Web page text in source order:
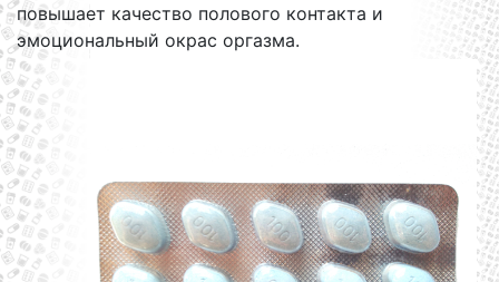
повышает качество полового контакта и
эмоциональный окрас оргазма.